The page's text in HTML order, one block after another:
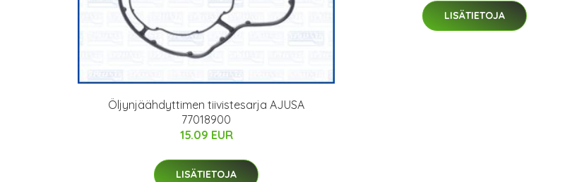
Öljynjäähdyttimen tiivistesarja AJUSA
77018900
15.09 EUR
LISÄTIETOJA
LISÄTIETOJA